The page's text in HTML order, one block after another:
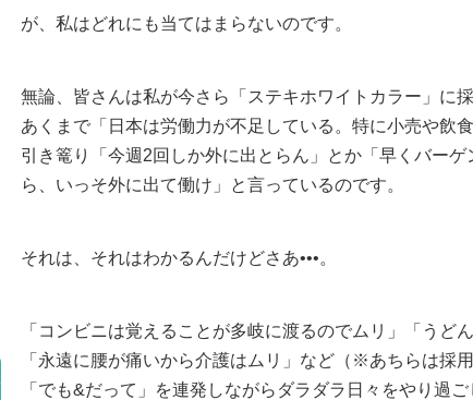
が、私はどれにも当てはまらないのです。
無論、皆さんは私が今さら「ステキホワイトカラー」に
あくまで「日本は労働力が不足している。特に小売や飲
引き篭り「今週2回しか外に出とらん」とか「早くバー
ら、いっそ外に出て働け」と言っているのです。
それは、それはわかるんだけどさあ•••。
「コンビニは覚えることが多岐に渡るのでムリ」「うど
「永遠に腰が痛いから介護はムリ」など（※あちらは採
「でも&だって」を連発しながらダラダラ日々をやり過ご